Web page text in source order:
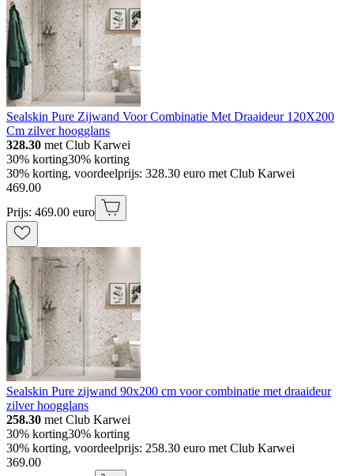
Sealskin Pure Zijwand Voor Combinatie Met Draaideur 120X200
Cm zilver hoogglans
328.30 met Club Karwei
30% korting30% korting
30% korting, voordeelprijs: 328.30 euro met Club Karwei
469.00
Prijs: 469.00 euro
Sealskin Pure zijwand 90x200 cm voor combinatie met draaideur
zilver hoogglans
258.30 met Club Karwei
30% korting30% korting
30% korting, voordeelprijs: 258.30 euro met Club Karwei
369.00